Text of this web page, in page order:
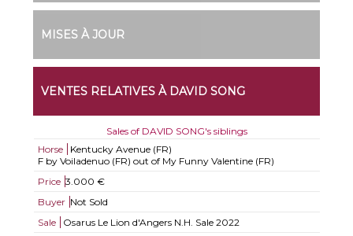
MISES À JOUR
VENTES RELATIVES À DAVID SONG
Sales of DAVID SONG's siblings
Horse
Kentucky Avenue (FR)
F by Voiladenuo (FR) out of My Funny Valentine (FR)
Price 3.000 €
Buyer Not Sold
Sale
Osarus Le Lion d'Angers N.H. Sale 2022